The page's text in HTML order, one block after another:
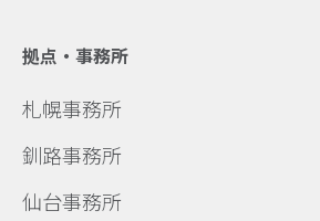
拠点・事務所
札幌事務所
釧路事務所
仙台事務所